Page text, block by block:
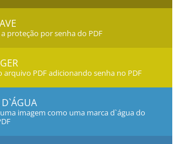
proteção por senha do PDF
arquivo PDF adicionando senha no PDF
imagem como uma marca d`água do